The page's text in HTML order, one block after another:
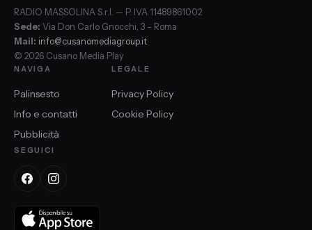
RADIO MASSOLINA S.r.l. — P. IVA 11489861002
Sede: Via Don Carlo Gnocchi, 3 – Roma
Mail: info@cusanomediagroup.it
© 2026 Cusano Media Play
NAVIGA
Palinsesto
Info e contatti
Pubblicità
LEGALE
Privacy Policy
Cookie Policy
SEGUICI